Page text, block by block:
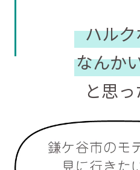
ハル
なんか
と思っ